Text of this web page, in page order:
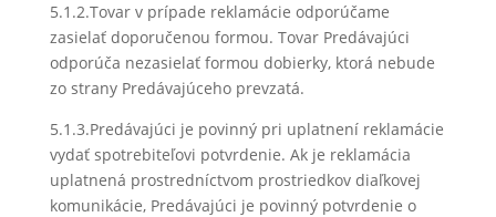
5.1.2.Tovar v prípade reklamácie odporúčame
zasielať doporučenou formou. Tovar Predávajúci
odporúča nezasielať formou dobierky, ktorá nebude
zo strany Predávajúceho prevzatá.
5.1.3.Predávajúci je povinný pri uplatnení reklamácie
vydať spotrebiteľovi potvrdenie. Ak je reklamácia
uplatnená prostredníctvom prostriedkov diaľkovej
komunikácie, Predávajúci je povinný potvrdenie o